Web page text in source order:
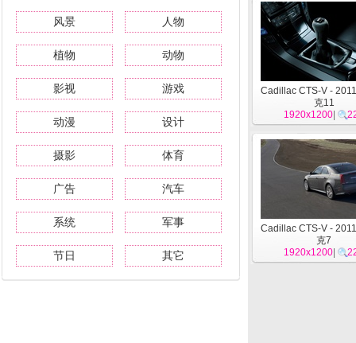
风景 人物
植物 动物
影视 游戏
动漫 设计
摄影 体育
广告 汽车
系统 军事
节日 其它
Cadillac CTS-V -
克11
1920x1200
Cadillac CTS-V -
克7
1920x1200